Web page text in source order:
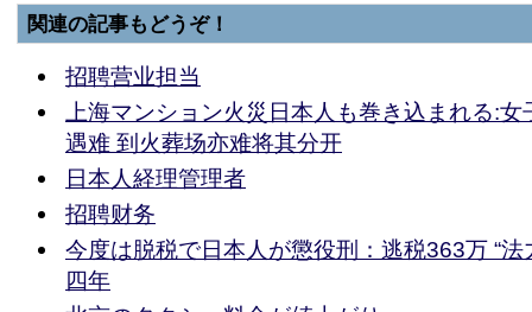
関連の記事もどうぞ！
招聘营业担当
上海マンション火災日本人も巻き込まれる:
遇难 到火葬场亦难将其分开
日本人経理管理者
招聘财务
今度は脱税で日本人が懲役刑：逃税363万 “法
四年